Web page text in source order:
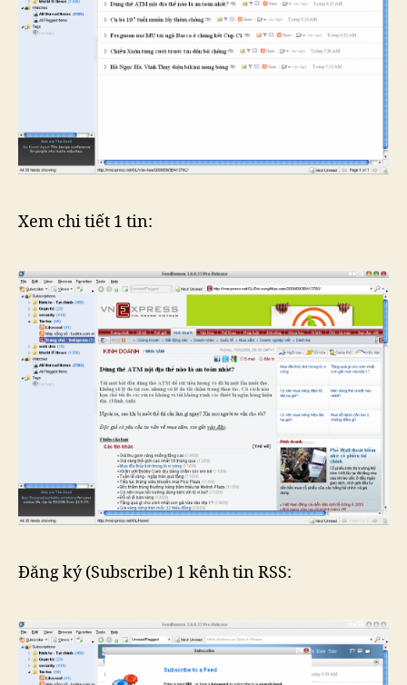
Xem chi tiết 1 tin:
Đăng ký (Subscribe) 1 kênh tin RSS: